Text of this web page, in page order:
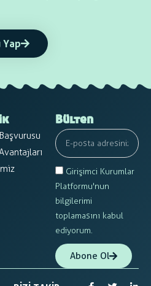
Bülten
Girişimci Kurumlar
Platformu'nun
bilgilerimi
toplamasını kabul
ediyorum.
Abone Ol